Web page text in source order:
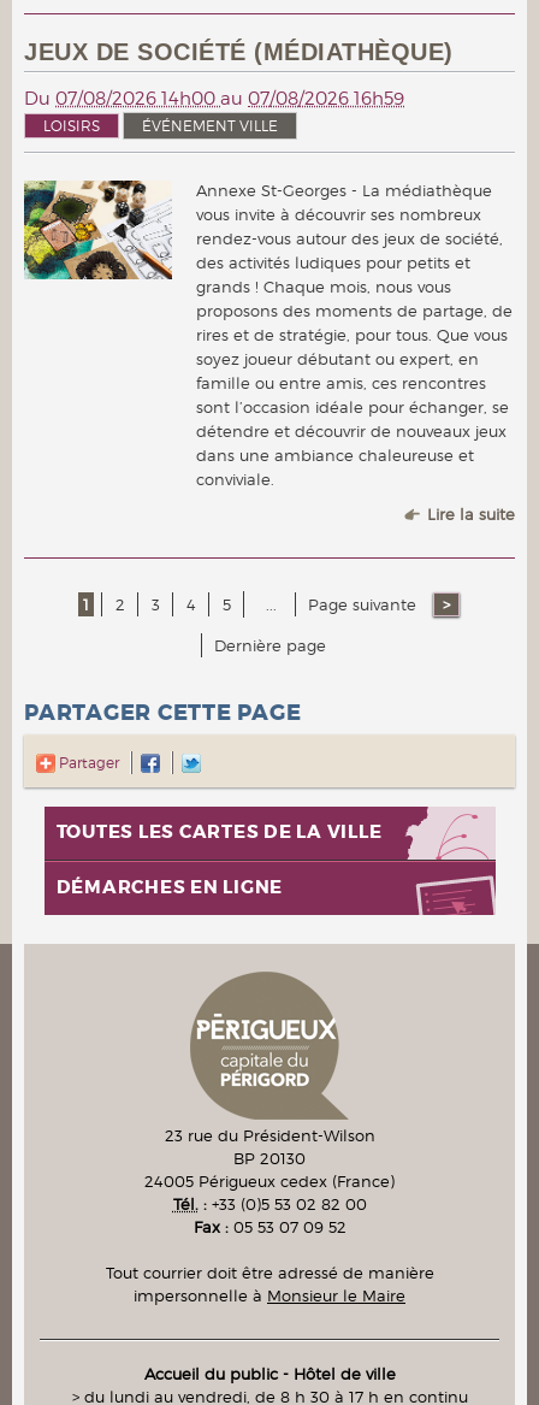
JEUX DE SOCIÉTÉ (MÉDIATHÈQUE)
Du 07/08/2026 14h00 au 07/08/2026 16h59
LOISIRS ÉVÉNEMENT VILLE
Annexe St-Georges - La médiathèque
vous invite à découvrir ses nombreux
rendez-vous autour des jeux de société,
des activités ludiques pour petits et
grands ! Chaque mois, nous vous
proposons des moments de partage, de
rires et de stratégie, pour tous. Que vous
soyez joueur débutant ou expert, en
famille ou entre amis, ces rencontres
sont l’occasion idéale pour échanger, se
détendre et découvrir de nouveaux jeux
dans une ambiance chaleureuse et
conviviale.
Lire la suite
1 2 3 4 5 Page suivante
Dernière page
PARTAGER CETTE PAGE
Partager
TOUTES LES CARTES DE LA VILLE
DÉMARCHES EN LIGNE
23 rue du Président-Wilson
BP 20130
24005 Périgueux cedex (France)
Tél. : +33 (0)5 53 02 82 00
Fax : 05 53 07 09 52
Tout courrier doit être adressé de manière
impersonnelle à Monsieur le Maire
Accueil du public - Hôtel de ville
> du lundi au vendredi, de 8 h 30 à 17 h en continu